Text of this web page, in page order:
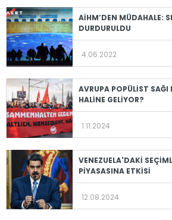
AİHM’DEN MÜDAHALE:
DURDURULDU
4.06.2022
AVRUPA POPÜLİST
HALİNE GELİYOR?
1.11.2024
VENEZUELA'DAKİ
PİYASASINA ETKİSİ
12.08.2024